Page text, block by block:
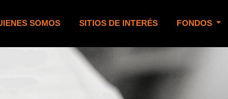
SOMOS SITIOS DE INTERÉS FONDOS